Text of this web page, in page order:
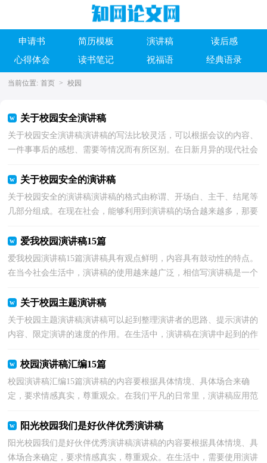
申请书 简历模板 演讲稿
读后感
心得体会
读书笔记 祝福语 经典语录
当前位置: 首页 > 校园
关于校园安全演讲稿
关于校园安全演讲稿演讲稿的写法比较灵活，可以根据会议的内容、
一件事事后的感想、需要等情况而有所区别。在日新月异的现代社会
关于校园安全的演讲稿
关于校园安全的演讲稿演讲稿的格式由称谓、开场白、主干、结尾等
几部分组成。在现在社会，能够利用到演讲稿的场合越来越多，那要
爱我校园演讲稿15篇
爱我校园演讲稿15篇演讲稿具有观点鲜明，内容具有鼓动性的特点。
在当今社会生活中，演讲稿的使用越来越广泛，相信写演讲稿是一个
关于校园主题演讲稿
关于校园主题演讲稿演讲稿可以起到整理演讲者的思路、提示演讲的
内容、限定演讲的速度的作用。在生活中，演讲稿在演讲中起到的作
校园演讲稿汇编15篇
校园演讲稿汇编15篇演讲稿的内容要根据具体情境、具体场合来确
定，要求情感真实，尊重观众。在我们平凡的日常里，演讲稿应用范
阳光校园我们是好伙伴优秀演讲稿
阳光校园我们是好伙伴优秀演讲稿演讲稿的内容要根据具体情境、具
体场合来确定，要求情感真实，尊重观众。在生活中，需要使用演讲